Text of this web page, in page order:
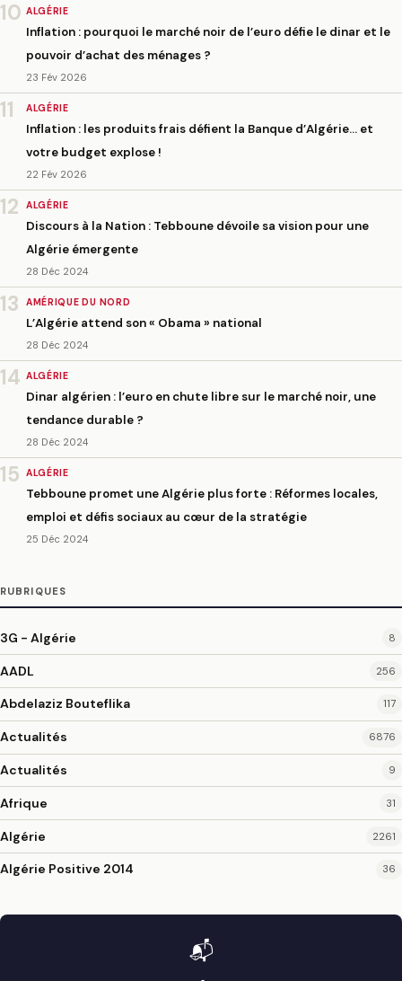
10 ALGÉRIE
Inflation : pourquoi le marché noir de l’euro défie le dinar et le
pouvoir d’achat des ménages ?
23 Fév 2026
11 ALGÉRIE
Inflation : les produits frais défient la Banque d’Algérie… et
votre budget explose !
22 Fév 2026
12 ALGÉRIE
Discours à la Nation : Tebboune dévoile sa vision pour une
Algérie émergente
28 Déc 2024
13 AMÉRIQUE DU NORD
L’Algérie attend son « Obama » national
28 Déc 2024
14 ALGÉRIE
Dinar algérien : l’euro en chute libre sur le marché noir, une
tendance durable ?
28 Déc 2024
15 ALGÉRIE
Tebboune promet une Algérie plus forte : Réformes locales,
emploi et défis sociaux au cœur de la stratégie
25 Déc 2024
RUBRIQUES
3G - Algérie 8
AADL 256
Abdelaziz Bouteflika 117
Actualités 6876
Actualités 9
Afrique 31
Algérie 2261
Algérie Positive 2014 36
📬